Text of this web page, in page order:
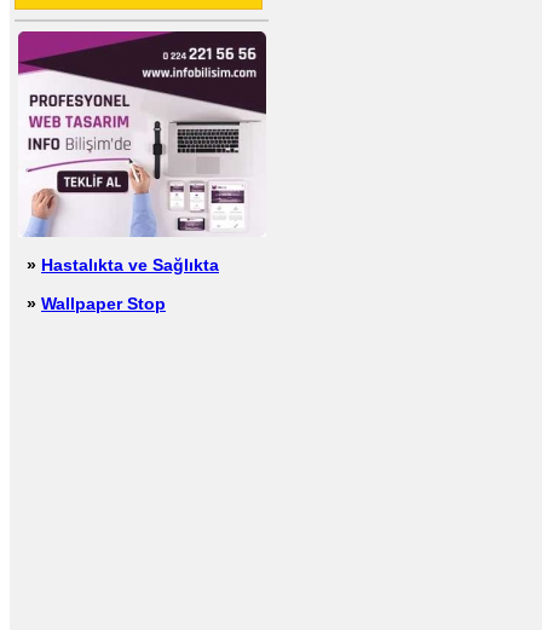
» Hastalıkta ve Sağlıkta
» Wallpaper Stop